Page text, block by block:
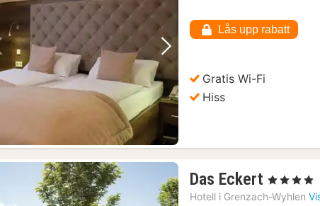
Föregående bild Nästa bild
Lås upp rabatt
Gratis Wi-Fi
Hiss
Das Eckert 1
natt
, 4 Stjärnor
Hotell i Grenzach-Wyhlen